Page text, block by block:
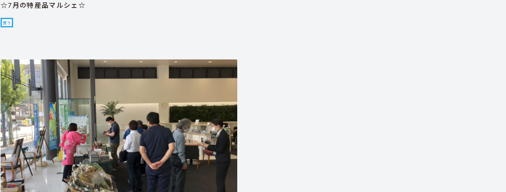
☆7月の特産品マルシェ☆
買う